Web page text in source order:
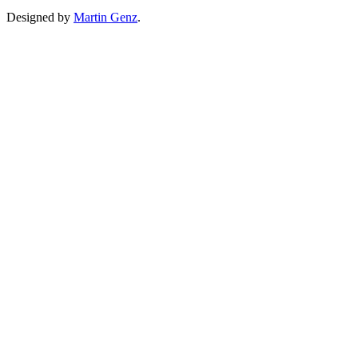
Designed by Martin Genz.